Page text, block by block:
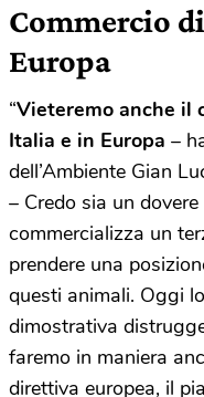
Commercio
Europa
“Vieteremo anche il
Italia e in Europa –
dell’Ambiente Gian
– Credo sia un
commercializza un
prendere una
questi animali. Oggi
dimostrativa
faremo in maniera
direttiva europea, il